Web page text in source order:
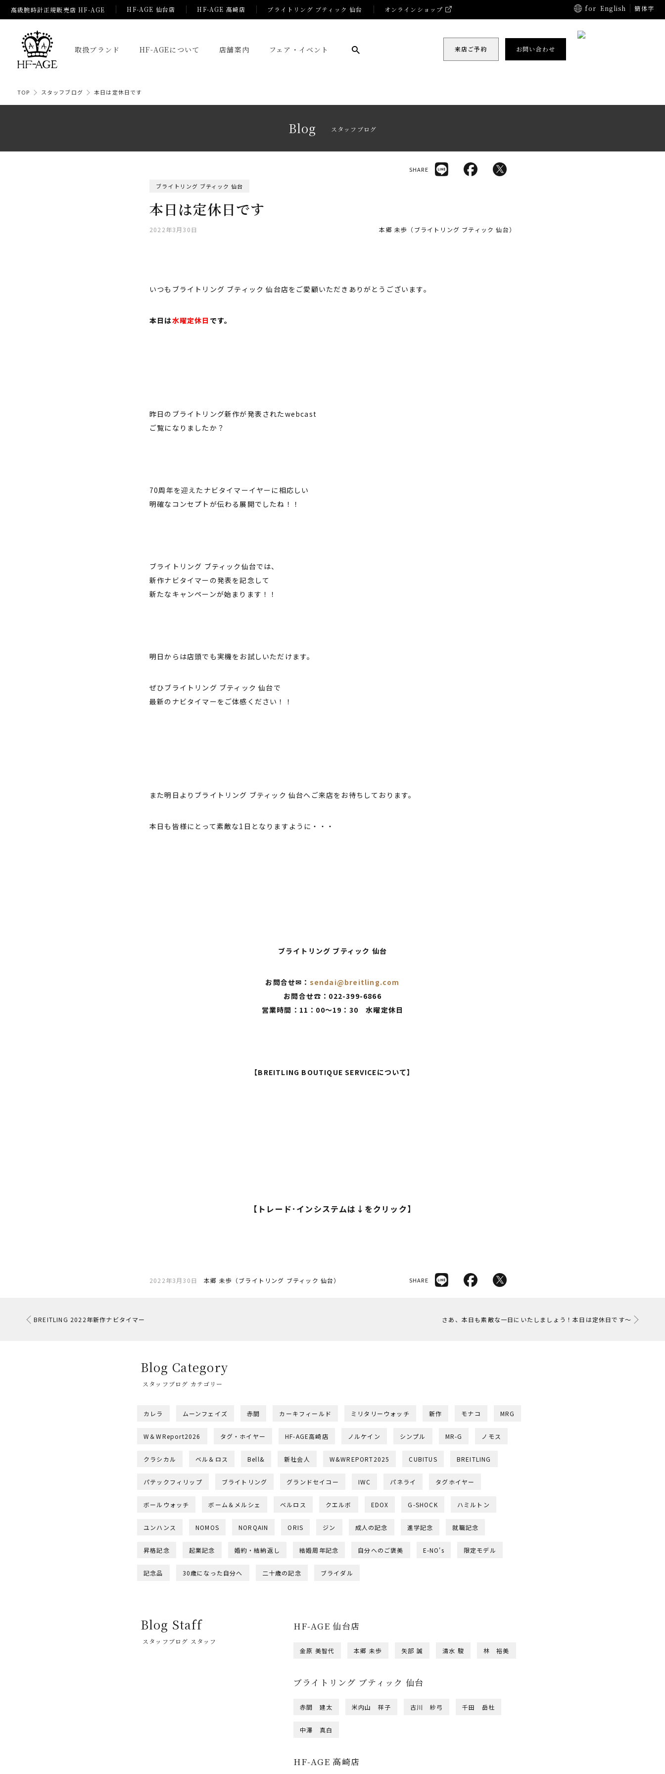
高級腕時計正規販売店 HF-AGE HF-AGE 仙台店 HF-AGE 高崎店 ブライトリング ブティック 仙台 オンラインショップ for English 簡体字
取扱ブランド HF-AGEについて 店舗案内 フェア・イベント 来店ご予約 お問い合わせ
TOP スタッフブログ 本日は定休日です
Blog スタッフブログ
ブライトリング ブティック 仙台
本日は定休日です
2022年3月30日 本郷 未歩（ブライトリング ブティック 仙台）
SHARE
いつもブライトリング ブティック 仙台店をご愛顧いただきありがとうございます。
本日は水曜定休日 です。
昨日のブライトリング新作が発表されたwebcast
ご覧になりましたか？
70周年を迎えたナビタイマーイヤーに相応しい
明確なコンセプトが伝わる展開でしたね！！
ブライトリング ブティック仙台では、
新作ナビタイマーの発表を記念して
新たなキャンペーンが始まります！！
明日からは店頭でも実機をお試しいただけます。
ぜひブライトリング ブティック 仙台で
最新のナビタイマーをご体感ください！！
また明日よりブライトリング ブティック 仙台へご来店をお待ちしております。
本日も皆様にとって素敵な1日となりますように・・・
ブライトリング ブティック 仙台
お問合せ✉： sendai@breitling.com
お問合せ☎：022-399-6866
営業時間：11：00～19：30 水曜定休日
【BREITLING BOUTIQUE SERVICEについて】
【トレード･インシステムは↓をクリック】
2022年3月30日 本郷 未歩（ブライトリング ブティック 仙台） SHARE
BREITLING 2022年新作ナビタイマー さあ、本日も素敵な一日にいたしましょう！本日は定休日です～
Blog Category
スタッフブログ カテゴリー
カレラ ムーンフェイズ 赤間 カーキフィールド ミリタリーウォッチ 新作 モナコ MRG
W＆WReport2026 タグ・ホイヤー HF-AGE高崎店 ノルケイン シンプル MR-G ノモス
クラシカル ベル＆ロス Bell& 新社会人 W&WREPORT2025 CUBITUS BREITLING
パテックフィリップ ブライトリング グランドセイコー IWC パネライ タグホイヤー
ボールウォッチ ボーム＆メルシェ ベルロス クエルボ EDOX G-SHOCK ハミルトン
ユンハンス NOMOS NORQAIN ORIS ジン 成人の記念 進学記念 就職記念
昇格記念 起業記念 婚約・結納返し 結婚周年記念 自分へのご褒美 E-NO's 限定モデル
記念品 30歳になった自分へ 二十歳の記念 ブライダル
Blog Staff
スタッフブログ スタッフ
HF-AGE 仙台店
金原 美智代 本郷 未歩 矢部 誠 清水 駿 林 裕美
ブライトリング ブティック 仙台
赤間 建太 米内山 祥子 古川 紗弓 千田 岳杜
中澤 真白
HF-AGE 高崎店